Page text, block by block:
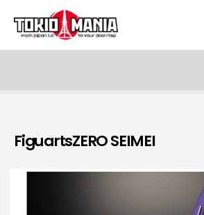
Skip to content
FiguartsZERO SEIMEI